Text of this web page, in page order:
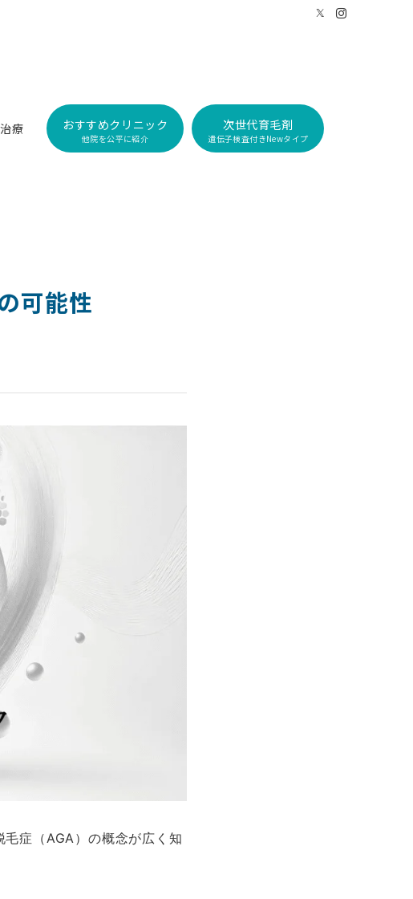
療 おすすめクリニック
他院を公平に紹介
次世代育毛剤
遺伝子検査付きNewタイプ
可能性
症（AGA）の概念が広く知